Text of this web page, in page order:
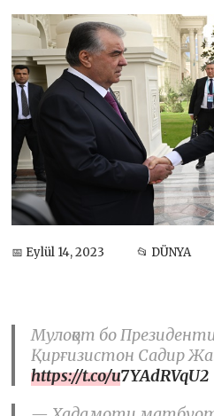
📅 Eylül 14, 2023 📂 DÜNYA
Мулоқот бо
Қирғизистон Садир
https://t.co/u7YAdRVqU2